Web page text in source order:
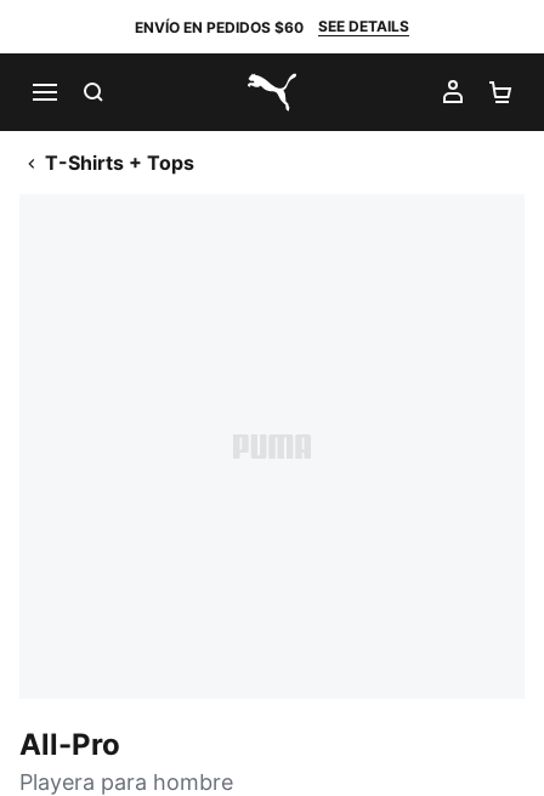
ENVÍO EN PEDIDOS $60 SEE DETAILS
PUMA.com
MI
T-Shirts + Tops
All-Pro
Playera para hombre